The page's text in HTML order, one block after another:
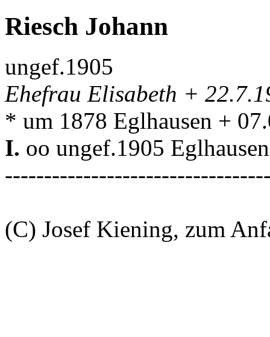
Riesch Johann
ungef.1905
Ehefrau Elisabeth +
* um 1878 Eglhausen +
I. oo ungef.1905
(C) Josef Kiening, zum